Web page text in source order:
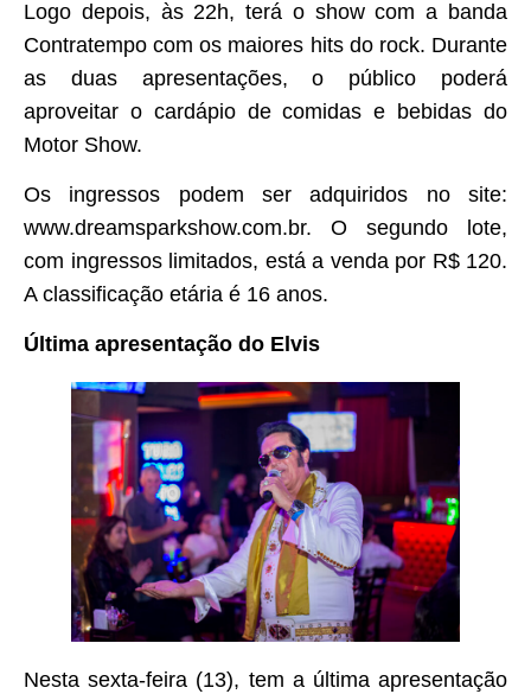
Logo depois, às 22h, terá o show com a banda
Contratempo com os maiores hits do rock. Durante
as duas apresentações, o público poderá
aproveitar o cardápio de comidas e bebidas do
Motor Show.
Os ingressos podem ser adquiridos no site:
www.dreamsparkshow.com.br. O segundo lote,
com ingressos limitados, está a venda por R$ 120.
A classificação etária é 16 anos.
Última apresentação do Elvis
Nesta sexta-feira (13), tem a última apresentação